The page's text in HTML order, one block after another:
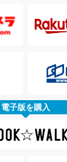
電子版を購入